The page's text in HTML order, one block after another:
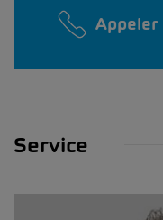
Appeler
Service